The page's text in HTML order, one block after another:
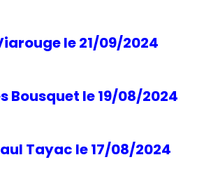
le 21/09/2024
Bousquet le 19/08/2024
Tayac le 17/08/2024